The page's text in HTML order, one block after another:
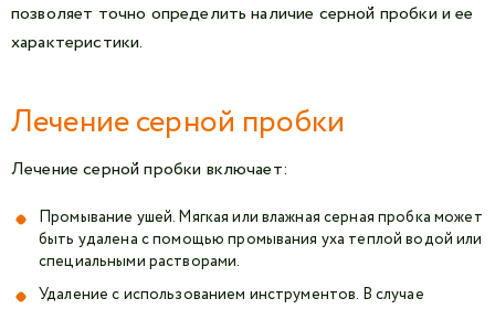
позволяет точно определить наличие серной пробки и ее
характеристики.
Лечение серной пробки
Лечение серной пробки включает:
Промывание ушей. Мягкая или влажная серная пробка может
быть удалена с помощью промывания уха теплой водой или
специальными растворами.
Удаление с использованием инструментов. В случае